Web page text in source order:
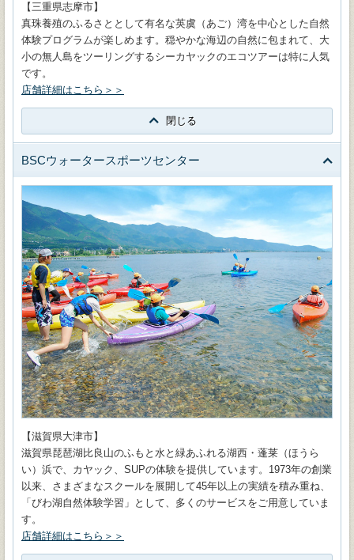
【三重県志摩市】
真珠養殖のふるさととして有名な英虞（あご）湾を中心とした自然
体験プログラムが楽しめます。穏やかな海辺の自然に包まれて、大
小の無人島をツーリングするシーカヤックのエコツアーは特に人気
です。
店舗詳細はこちら＞＞
閉じる
BSCウォータースポーツセンター
【滋賀県大津市】
滋賀県琵琶湖比良山のふもと水と緑あふれる湖西・蓬莱（ほうら
い）浜で、カヤック、SUPの体験を提供しています。1973年の創業
以来、さまざまなスクールを展開して45年以上の実績を積み重ね、
「びわ湖自然体験学習」として、多くのサービスをご用意していま
す。
店舗詳細はこちら＞＞